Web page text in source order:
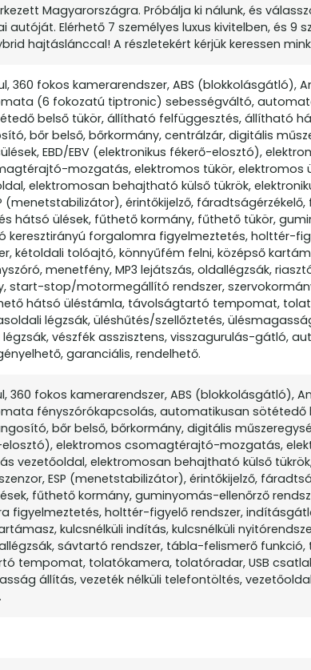
Magyarországra. Próbálja ki nálunk, és
Elérhető 7 személyes luxus kivitelben, és 9
hajtáslánccal! A részletekért kérjük keressen
360 fokos kamerarendszer, ABS (blokkolásgátló),
(6 fokozatú tiptronic) sebességváltó,
belső tükör, állítható felfüggesztés, állítható
bőr belső, bőrkormány, centrálzár, digitális
EBD/EBV (elektronikus fékerő-elosztó),
mozgatás, elektromos tükör, elektromos
elektromosan behajtható külső tükrök,
(menetstabilizátor), érintőkijelző, fáradtságérzékelő,
hátsó ülések, fűthető kormány, fűthető tükör,
keresztirányú forgalomra figyelmeztetés, holttér-
kétoldali tolóajtó, könnyűfém felni, középső
menetfény, MP3 lejátszás, oldallégzsák,
start-stop/motormegállító rendszer,
hátsó üléstámla, távolságtartó tempomat,
légzsák, üléshűtés/szellőztetés,
vészfék asszisztens, visszagurulás-gátló,
garanciális, rendelhető.
360 fokos kamerarendszer, ABS (blokkolásgátló),
fényszórókapcsolás, automatikusan sötétedő
bőr belső, bőrkormány, digitális
elosztó), elektromos csomagtérajtó-mozgatás,
vezetőoldal, elektromosan behajtható külső
ESP (menetstabilizátor), érintőkijelző,
fűthető kormány, guminyomás-ellenőrző
figyelmeztetés, holttér-figyelő rendszer,
kulcsnélküli indítás, kulcsnélküli
sávtartó rendszer, tábla-felismerő
tempomat, tolatókamera, tolatóradar, USB
állítás, vezeték nélküli telefontöltés,